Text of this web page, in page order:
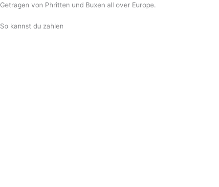
Getragen von Phritten und Buxen all over Europe.
So kannst du zahlen